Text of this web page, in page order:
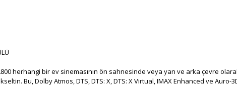
herhangi bir ev sinemasının ön sahnesinde veya yan ve arka çevre
Bu, Dolby Atmos, DTS, DTS: X, DTS: X Virtual, IMAX Enhanced ve